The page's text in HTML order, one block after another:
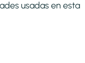
usadas en esta